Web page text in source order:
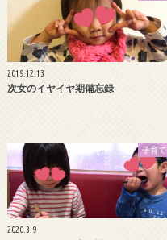
2019.12.13
次女のイヤイヤ期備忘録
子育て
2020.3.9